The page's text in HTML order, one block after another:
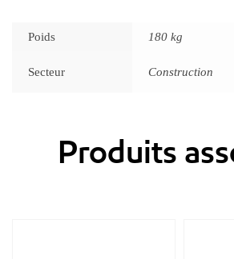
Poids 180 kg
Secteur Construction
Produits